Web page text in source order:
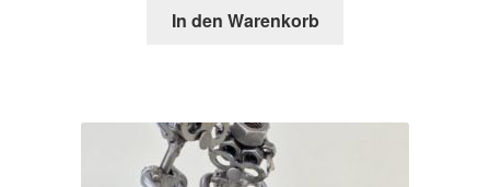
In den Warenkorb